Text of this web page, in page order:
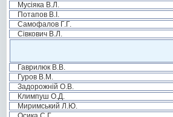
Мусіяка В.Л.
Потапов В.І.
Самофалов Г.Г.
Сівкович В.Л.
Гаврилюк В.В.
Гуров В.М.
Задорожній О.В.
Климпуш О.Д.
Миримський Л.Ю.